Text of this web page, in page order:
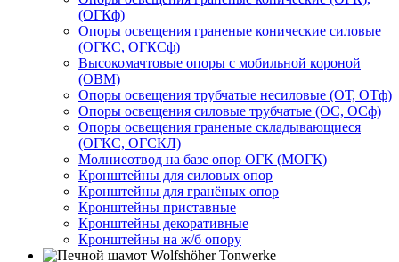
(ОГКф)
Опоры освещения граненые конические силовые
(ОГКС, ОГКСф)
Высокомачтовые опоры с мобильной короной
(ОВМ)
Опоры освещения трубчатые несиловые (ОТ, ОТф)
Опоры освещения силовые трубчатые (ОС, ОСф)
Опоры освещения граненые складывающиеся
(ОГКС, ОГСКЛ)
Молниеотвод на базе опор ОГК (МОГК)
Кронштейны для силовых опор
Кронштейны для гранёных опор
Кронштейны приставные
Кронштейны декоративные
Кронштейны на ж/б опору